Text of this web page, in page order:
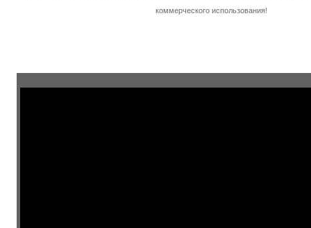
коммерческого использования!